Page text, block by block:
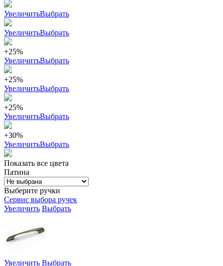
УвеличитьВыбрать
УвеличитьВыбрать
+25%
УвеличитьВыбрать
+25%
УвеличитьВыбрать
+25%
УвеличитьВыбрать
+30%
УвеличитьВыбрать
Показать все цвета
Патина
Выберите ручки
Сервис выбора ручек
Увеличить Выбрать
Увеличить Выбрать